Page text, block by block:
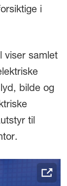
i
viser samlet
bilde og
til